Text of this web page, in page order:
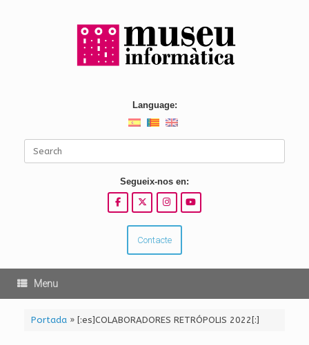
Language:
Segueix-nos en:
Contacte
Menu
Portada» [:es]COLABORADORES RETRÓPOLIS 2022[:]